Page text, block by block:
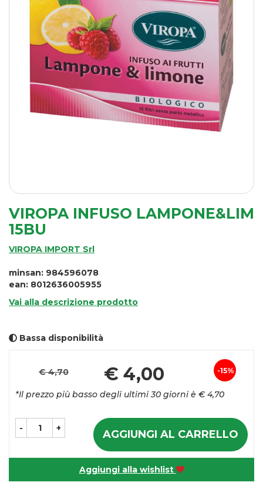
VIROPA INFUSO LAMPONE&LIM
15BU
VIROPA IMPORT Srl
minsan: 984596078
ean: 8012636005955
Vai alla descrizione prodotto
Bassa disponibilità
Sconto
15%
€ 4,70 € 4,00
*Il prezzo più basso degli ultimi 30 giorni è € 4,70
- + AGGIUNGI AL CARRELLO
Aggiungi alla wishlist